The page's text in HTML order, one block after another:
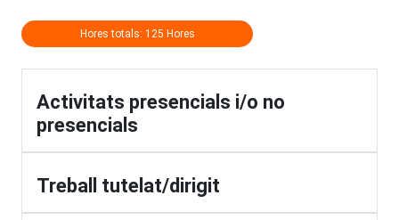
Hores totals: 125 Hores
Activitats presencials i/o no
presencials
Treball tutelat/dirigit